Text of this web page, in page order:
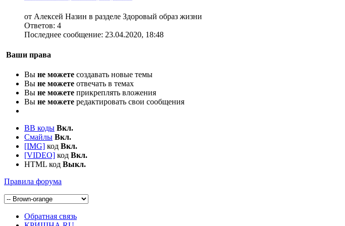
от Алексей Назин в разделе Здоровый образ жизни
Ответов: 4
Последнее сообщение: 23.04.2020, 18:48
Ваши права
Вы не можете создавать новые темы
Вы не можете отвечать в темах
Вы не можете прикреплять вложения
Вы не можете редактировать свои сообщения
BB коды Вкл.
Смайлы Вкл.
[IMG] код Вкл.
[VIDEO] код Вкл.
HTML код Выкл.
Правила форума
Обратная связь